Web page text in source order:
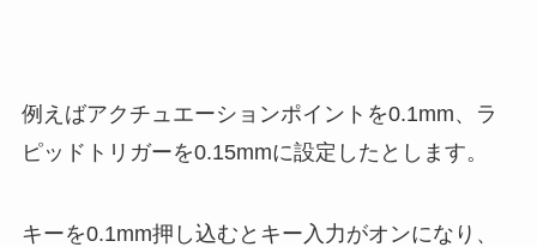
例えばアクチュエーションポイントを0.1mm、ラ
ピッドトリガーを0.15mmに設定したとします。
キーを0.1mm押し込むとキー入力がオンになり、